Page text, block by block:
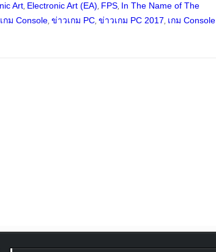
Art, Electronic Art (EA), FPS, In The Name of The
กม Console, ข่าวเกม PC, ข่าวเกม PC 2017, เกม Console